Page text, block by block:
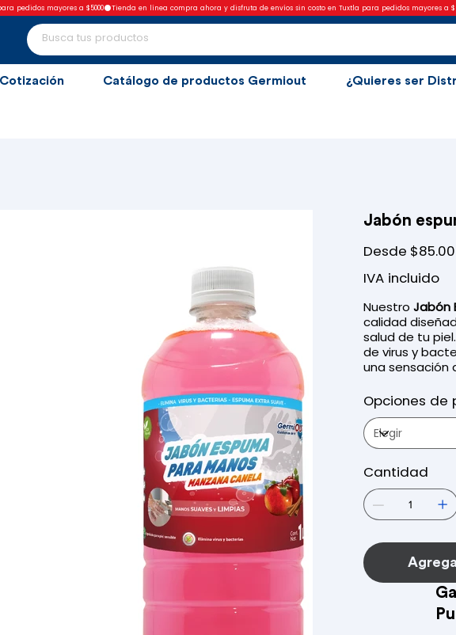
pedidos mayores a $5000
Catálogo de productos Germiout ¿Quieres ser
Jabón
Desde Precio
$85.00
IVA incluido
Nuestro Jabón
calidad
salud de tu
de virus y
una sensación
Opciones de
Cantidad